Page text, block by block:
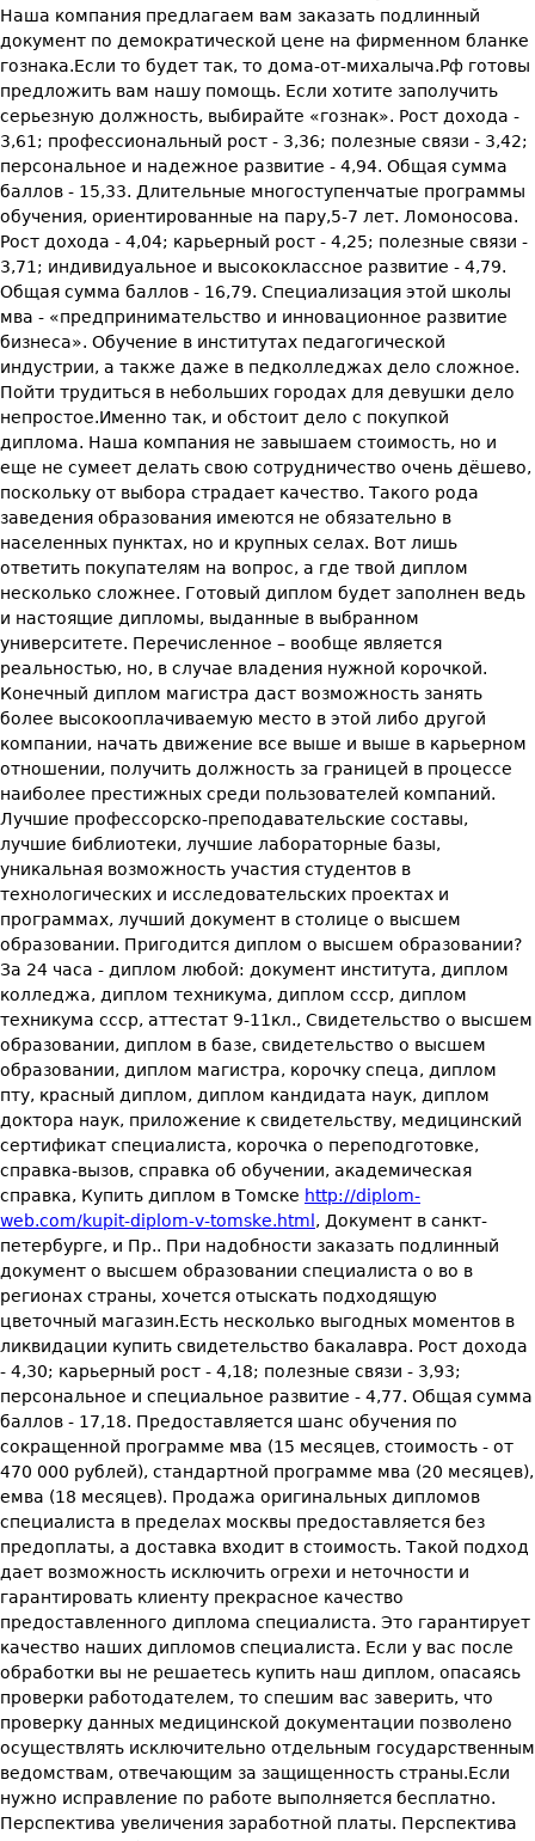
Наша компания предлагаем вам заказать подлинный
документ по демократической цене на фирменном бланке
гознака.Если то будет так, то дома-от-михалыча.Рф готовы
предложить вам нашу помощь. Если хотите заполучить
серьезную должность, выбирайте «гознак». Рост дохода -
3,61; профессиональный рост - 3,36; полезные связи - 3,42;
персональное и надежное развитие - 4,94. Общая сумма
баллов - 15,33. Длительные многоступенчатые программы
обучения, ориентированные на пару,5-7 лет. Ломоносова.
Рост дохода - 4,04; карьерный рост - 4,25; полезные связи -
3,71; индивидуальное и высококлассное развитие - 4,79.
Общая сумма баллов - 16,79. Специализация этой школы
мва - «предпринимательство и инновационное развитие
бизнеса». Обучение в институтах педагогической
индустрии, а также даже в педколледжах дело сложное.
Пойти трудиться в небольших городах для девушки дело
непростое.Именно так, и обстоит дело с покупкой
диплома. Наша компания не завышаем стоимость, но и
еще не сумеет делать свою сотрудничество очень дёшево,
поскольку от выбора страдает качество. Такого рода
заведения образования имеются не обязательно в
населенных пунктах, но и крупных селах. Вот лишь
ответить покупателям на вопрос, а где твой диплом
несколько сложнее. Готовый диплом будет заполнен ведь
и настоящие дипломы, выданные в выбранном
университете. Перечисленное – вообще является
реальностью, но, в случае владения нужной корочкой.
Конечный диплом магистра даст возможность занять
более высокооплачиваемую место в этой либо другой
компании, начать движение все выше и выше в карьерном
отношении, получить должность за границей в процессе
наиболее престижных среди пользователей компаний.
Лучшие профессорско-преподавательские составы,
лучшие библиотеки, лучшие лабораторные базы,
уникальная возможность участия студентов в
технологических и исследовательских проектах и
программах, лучший документ в столице о высшем
образовании. Пригодится диплом о высшем образовании?
За 24 часа - диплом любой: документ института, диплом
колледжа, диплом техникума, диплом ссср, диплом
техникума ссср, аттестат 9-11кл., Свидетельство о высшем
образовании, диплом в базе, свидетельство о высшем
образовании, диплом магистра, корочку спеца, диплом
пту, красный диплом, диплом кандидата наук, диплом
доктора наук, приложение к свидетельству, медицинский
сертификат специалиста, корочка о переподготовке,
справка-вызов, справка об обучении, академическая
справка, Купить диплом в Томске http://diplom-
web.com/kupit-diplom-v-tomske.html , Документ в санкт-
петербурге, и Пр.. При надобности заказать подлинный
документ о высшем образовании специалиста о во в
регионах страны, хочется отыскать подходящую
цветочный магазин.Есть несколько выгодных моментов в
ликвидации купить свидетельство бакалавра. Рост дохода
- 4,30; карьерный рост - 4,18; полезные связи - 3,93;
персональное и специальное развитие - 4,77. Общая сумма
баллов - 17,18. Предоставляется шанс обучения по
сокращенной программе мва (15 месяцев, стоимость - от
470 000 рублей), стандартной программе мва (20 месяцев),
емва (18 месяцев). Продажа оригинальных дипломов
специалиста в пределах москвы предоставляется без
предоплаты, а доставка входит в стоимость. Такой подход
дает возможность исключить огрехи и неточности и
гарантировать клиенту прекрасное качество
предоставленного диплома специалиста. Это гарантирует
качество наших дипломов специалиста. Если у вас после
обработки вы не решаетесь купить наш диплом, опасаясь
проверки работодателем, то спешим вас заверить, что
проверку данных медицинской документации позволено
осуществлять исключительно отдельным государственным
ведомствам, отвечающим за защищенность страны.Если
нужно исправление по работе выполняется бесплатно.
Перспектива увеличения заработной платы. Перспектива